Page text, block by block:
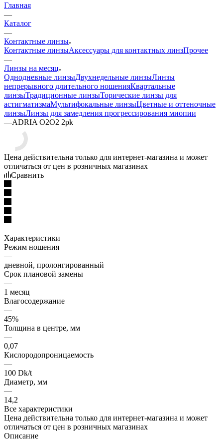
Главная
—
Каталог
—
Контактные линзы
Контактные линзыАксессуары для контактных линзПрочее
—
Линзы на месяц
Однодневные линзыДвухнедельные линзыЛинзы
непрерывного длительного ношенияКвартальные
линзыТрадиционные линзыТорические линзы для
астигматизмаМультифокальные линзыЦветные и оттеночные
линзыЛинзы для замедления прогрессирования миопии
—ADRIA O2O2 2pk
Цена действительна только для интернет-магазина и может
отличаться от цен в розничных магазинах
Сравнить
Характеристики
Режим ношения
—
дневной, пролонгированный
Срок плановой замены
—
1 месяц
Влагосодержание
—
45%
Толщина в центре, мм
—
0,07
Кислородопроницаемость
—
100 Dk/t
Диаметр, мм
—
14,2
Все характеристики
Цена действительна только для интернет-магазина и может
отличаться от цен в розничных магазинах
Описание